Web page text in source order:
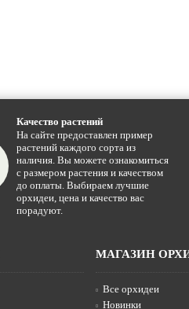
Качество растений
На сайте предоставлен пример
растений каждого сорта из
наличия. Вы можете ознакомиться
с размером растения и качеством
до оплаты. Выбираем лучшие
орхидеи, цена и качество вас
порадуют.
МАГАЗИН
Все орхидеи
Новинки